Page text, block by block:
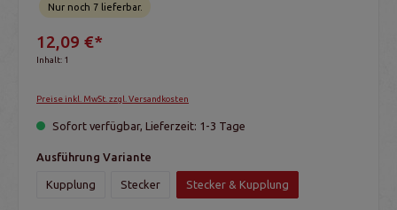
Nur noch 7 lieferbar.
12,09 €*
Inhalt: 1
Preise inkl. MwSt. zzgl. Versandkosten
Sofort verfügbar, Lieferzeit: 1-3 Tage
Ausführung Variante
Kupplung Stecker Stecker & Kupplung